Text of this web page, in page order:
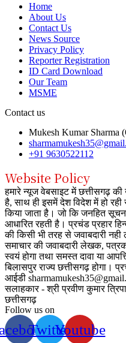
Home
About Us
Contact Us
News Source
Privacy Policy
Reporter Registration
ID Card Download
Our Team
MSME
Contact us
Mukesh Kumar Sharma
+91 9630522112
Website Policy
हमारे न्यूज वेबसाइट में छत्तीसगढ़
है, साथ ही इसमें देश विदेश में हो
किया जाता है। जो कि जनहित
आधारित रहती है। प्रचंड प्रहार
की किसी भी तरह से जवाबदारी
समाचार की जवाबदारी लेखक,
स्वयं होगा तथा समस्त दावा या
बिलासपुर राज्य छत्तीसगढ़
आईडी
सलाहकार - श्री प्रवीण कुमार
छत्तीसगढ़
Follow us on
TwitterYoutube